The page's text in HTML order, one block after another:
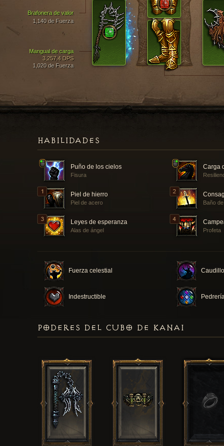
Brafonera de valor
1,140 de Fuerza
Mangual de carga
3,257.4 DPS
1,020 de Fuerza
HABILIDADES
Puño de los cielos
Fisura
Carga
Piel de hierro
Piel de acero Baño
Leyes de esperanza
Alas de ángel Profeta
Fuerza celestial Caudillo
Indestructible
PODERES DEL CUBO DE KANAI